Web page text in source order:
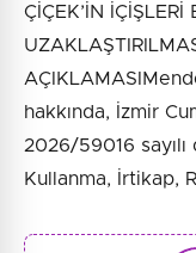
ÇİÇEK’İN
hakkında, İzmir
2026/59016
Kullanma, İrtikap,